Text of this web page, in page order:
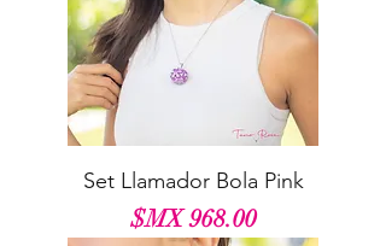
Set Llamador Bola Pink
السعر‏968.00 MX$